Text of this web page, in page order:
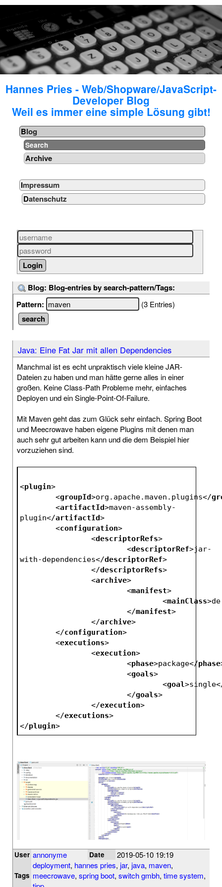
Hannes Pries - Web/Shopware/JavaScript-
Developer Blog
Weil es immer eine simple Lösung gibt!
Blog
Search
Archive
Impressum
Datenschutz
Blog: Blog-entries by search-pattern/Tags:
Pattern:
(3 Entries)
Java: Eine Fat Jar mit allen Dependencies
Manchmal ist es echt unpraktisch viele kleine JAR-
Dateien zu haben und man hätte gerne alles in einer
großen. Keine Class-Path Probleme mehr, einfaches
Deployen und ein Single-Point-Of-Failure.
Mit Maven geht das zum Glück sehr einfach. Spring Boot
und Meecrowave haben eigene Plugins mit denen man
auch sehr gut arbeiten kann und die dem Beispiel hier
vorzuziehen sind.
<plugin>
<groupId>org.apache.maven.plugins</
<artifactId>maven-assembly-
plugin</artifactId>
<configuration>
<descriptorRefs>
<descriptorRef>jar-
with-dependencies</descriptorRef>
</descriptorRefs>
<archive>
<manifest>
<mainClass>
</manifest>
</archive>
</configuration>
<executions>
<execution>
<phase>package</phase
<goals>
<goal>single
</goals>
</execution>
</executions>
</plugin>
User annonyme Date 2019-05-10 19:19
Tags
deployment, hannes pries, jar, java, maven,
meecrowave, spring boot, switch gmbh, time system,